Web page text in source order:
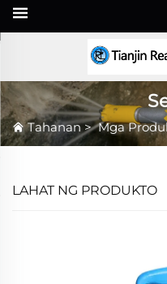
Tahanan>Mga
LAHAT NG PRODUKTO